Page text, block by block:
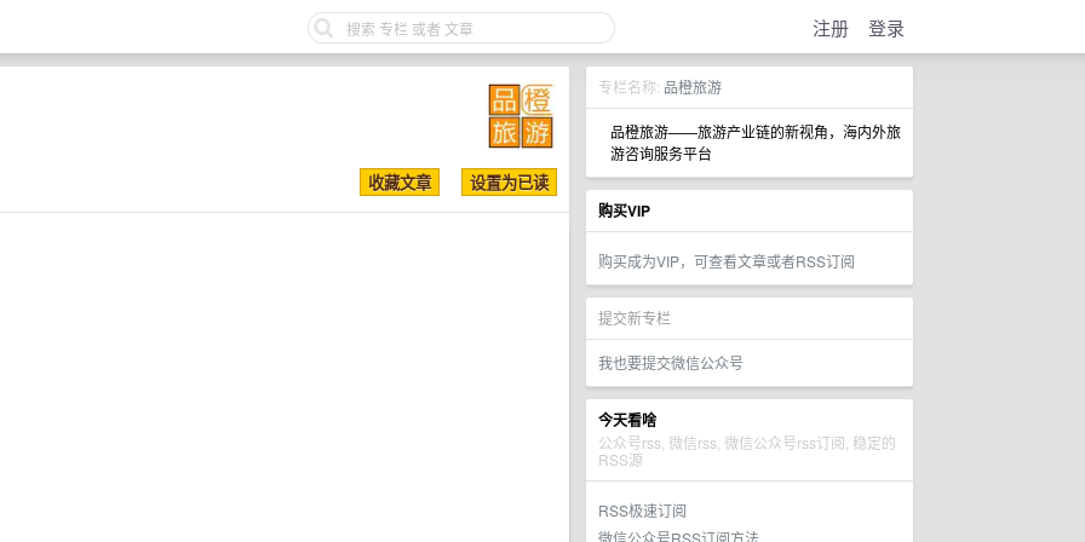
注册 登录
专栏名称: 品橙旅游
品橙旅游——旅游产业链的新视角，海内外旅
游咨询服务平台
购买VIP
购买成为VIP，可查看文章或者RSS订阅
提交新专栏
我也要提交微信公众号
今天看啥
公众号rss, 微信rss, 微信公众号rss订阅, 稳定的
RSS源
RSS极速订阅
微信公众号RSS订阅方法